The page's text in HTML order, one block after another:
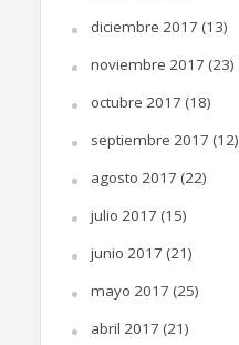
diciembre 2017 (13)
noviembre 2017 (23)
octubre 2017 (18)
septiembre 2017 (12)
agosto 2017 (22)
julio 2017 (15)
junio 2017 (21)
mayo 2017 (25)
abril 2017 (21)